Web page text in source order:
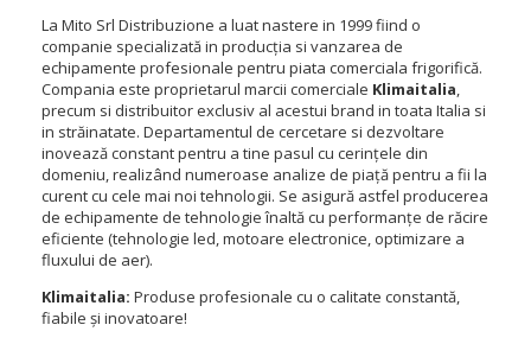
La Mito Srl Distribuzione a luat nastere in 1999 fiind o
companie specializată in producția si vanzarea de
echipamente profesionale pentru piata comerciala frigorifică.
Compania este proprietarul marcii comerciale Klimaitalia,
precum si distribuitor exclusiv al acestui brand in toata Italia si
in străinatate. Departamentul de cercetare si dezvoltare
inovează constant pentru a tine pasul cu cerințele din
domeniu, realizând numeroase analize de piață pentru a fii la
curent cu cele mai noi tehnologii. Se asigură astfel producerea
de echipamente de tehnologie înaltă cu performanțe de răcire
eficiente (tehnologie led, motoare electronice, optimizare a
fluxului de aer).
Klimaitalia: Produse profesionale cu o calitate constantă,
fiabile și inovatoare!